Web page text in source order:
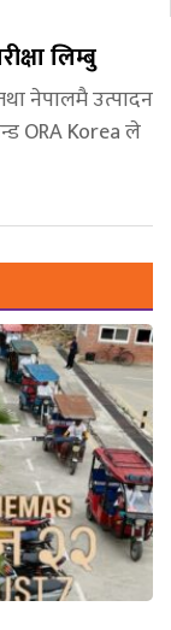
लिम्बु
नेपालमै उत्पादन
ORA Korea ले